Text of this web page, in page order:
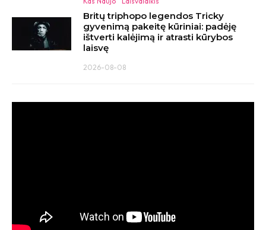
Britų triphopo legendos Tricky
gyvenimą pakeitę kūriniai: padėję
ištverti kalėjimą ir atrasti kūrybos
laisvę
2026-08-08